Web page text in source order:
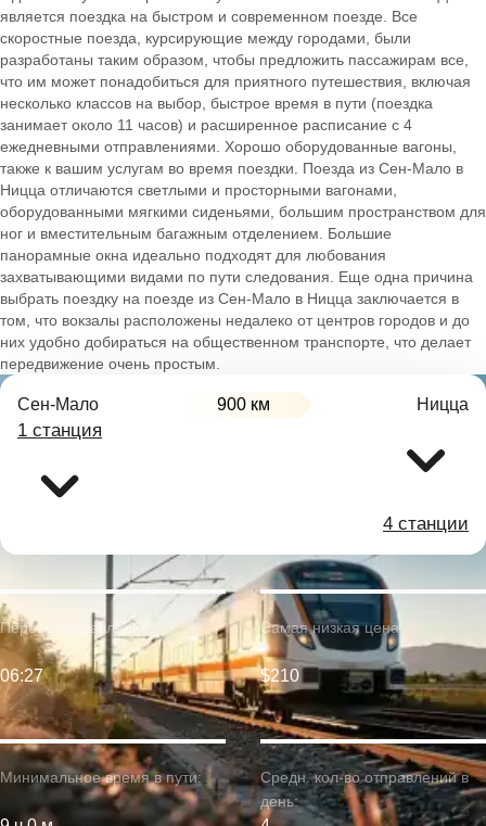
является поездка на быстром и современном поезде. Все
скоростные поезда, курсирующие между городами, были
разработаны таким образом, чтобы предложить пассажирам все,
что им может понадобиться для приятного путешествия, включая
несколько классов на выбор, быстрое время в пути (поездка
занимает около 11 часов) и расширенное расписание с 4
ежедневными отправлениями. Хорошо оборудованные вагоны,
также к вашим услугам во время поездки. Поезда из Сен-Мало в
Ницца отличаются светлыми и просторными вагонами,
оборудованными мягкими сиденьями, большим пространством для
ног и вместительным багажным отделением. Большие
панорамные окна идеально подходят для любования
захватывающими видами по пути следования. Еще одна причина
выбрать поездку на поезде из Сен-Мало в Ницца заключается в
том, что вокзалы расположены недалеко от центров городов и до
них удобно добираться на общественном транспорте, что делает
передвижение очень простым.
Сен-Мало 900 км Ницца
1 станция
4 станции
Минимальное время в пути:
Первое отправление:
06:27
Самая низкая цена:
$210
Средн. кол-во отправлений в
день: